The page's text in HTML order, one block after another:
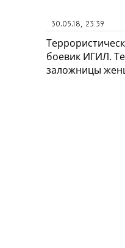
30.05.18, 23:39
боевик ИГИЛ.
заложницы